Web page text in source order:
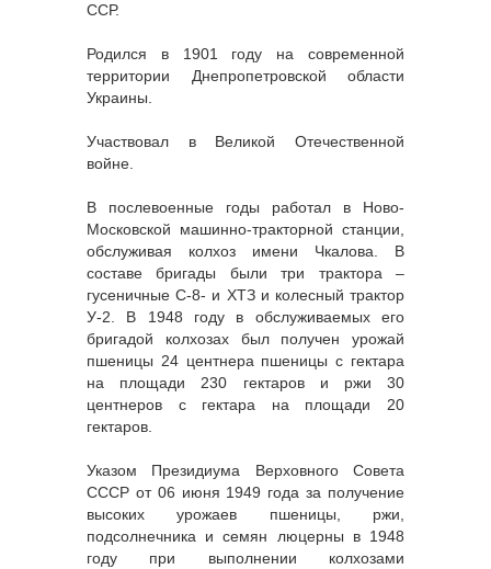
ССР.
Родился в 1901 году на современной
территории Днепропетровской области
Украины.
Участвовал в Великой Отечественной
войне.
В послевоенные годы работал в Ново-
Московской машинно-тракторной станции,
обслуживая колхоз имени Чкалова. В
составе бригады были три трактора –
гусеничные С-8- и ХТЗ и колесный трактор
У-2. В 1948 году в обслуживаемых его
бригадой колхозах был получен урожай
пшеницы 24 центнера пшеницы с гектара
на площади 230 гектаров и ржи 30
центнеров с гектара на площади 20
гектаров.
Указом Президиума Верховного Совета
СССР от 06 июня 1949 года за получение
высоких урожаев пшеницы, ржи,
подсолнечника и семян люцерны в 1948
году при выполнении колхозами